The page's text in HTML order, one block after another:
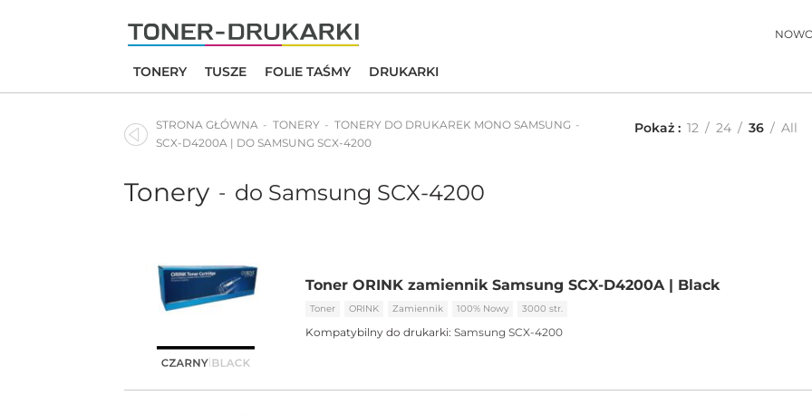
TONERY TUSZE FOLIE TAŚMY DRUKARKI
STRONA GŁÓWNA TONERY
TONERY DO DRUKAREK MONO SAMSUNG
SCX-D4200A | DO SAMSUNG SCX-4200
Pokaż 12 24 36 All
Tonery - do Samsung SCX-4200
Toner ORINK zamiennik Samsung SCX-D4200A | Black
Toner ORINK Zamiennik 100% Nowy 3000 str.
Kompatybilny do drukarki: Samsung SCX-4200